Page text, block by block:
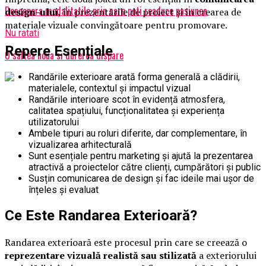
Descopera modalitatile prin care poti readuce pasiunea
Nu ratati
O saltea noua si durerea dispare
design-ului, în prezentările de proiect și în crearea de
materiale vizuale convingătoare pentru promovare.
Repere Esențiale
Randările exterioare arată forma generală a clădirii,
materialele, contextul și impactul vizual
Randările interioare scot în evidență atmosfera,
calitatea spațiului, funcționalitatea și experiența
utilizatorului
Ambele tipuri au roluri diferite, dar complementare, în
vizualizarea arhitecturală
Sunt esențiale pentru marketing și ajută la prezentarea
atractivă a proiectelor către clienți, cumpărători și public
Susțin comunicarea de design și fac ideile mai ușor de
înțeles și evaluat
Ce Este Randarea Exterioară?
Randarea exterioară este procesul prin care se creează o
reprezentare vizuală realistă sau stilizată a exteriorului